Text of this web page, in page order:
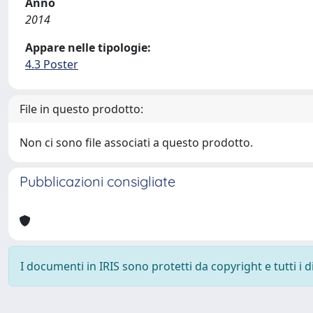
2014
Appare nelle tipologie:
4.3 Poster
File in questo prodotto:
Non ci sono file associati a questo prodotto.
Pubblicazioni consigliate
I documenti in IRIS sono protetti da copyright e tutti i